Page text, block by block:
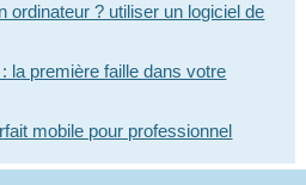
ordinateur ? utiliser un logiciel de
la première faille dans votre
mobile pour professionnel